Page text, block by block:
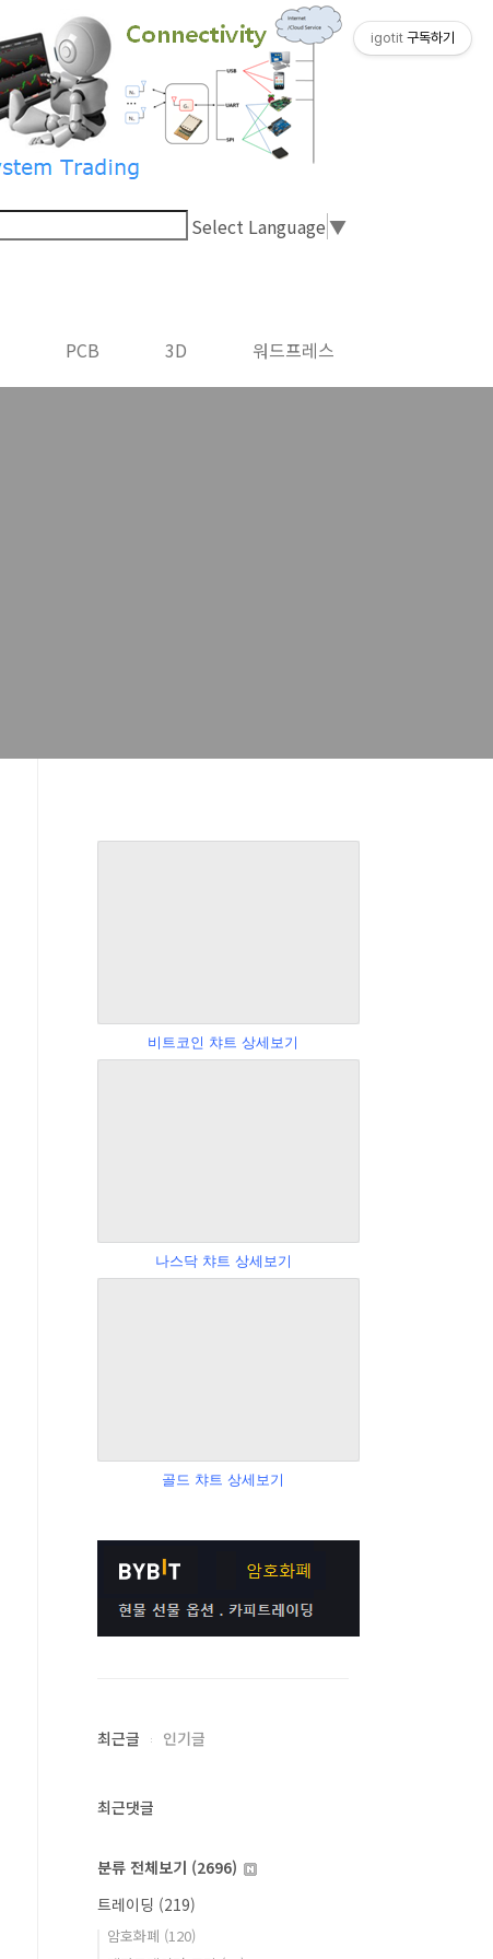
Select Language▼
PCB 3D 워드프레스
비트코인 챠트 상세보기
나스닥 챠트 상세보기
골드 챠트 상세보기
최근글 인기글
최근댓글
분류 전체보기 (2696)
트레이딩 (219)
암호화폐 (120)
igotit 구독하기